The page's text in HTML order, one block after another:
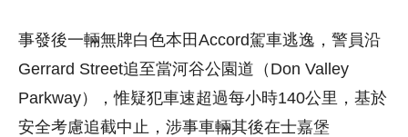
事發後一輛無牌白色本田Accord駕車逃逸，警員沿
Gerrard Street追至當河谷公園道（Don Valley
Parkway），惟疑犯車速超過每小時140公里，基於
安全考慮追截中止，涉事車輛其後在士嘉堡